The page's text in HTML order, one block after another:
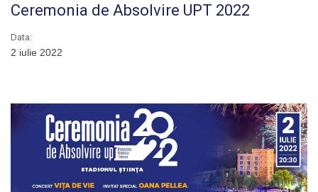
Ceremonia de Absolvire UPT 2022
Data:
2 iulie 2022